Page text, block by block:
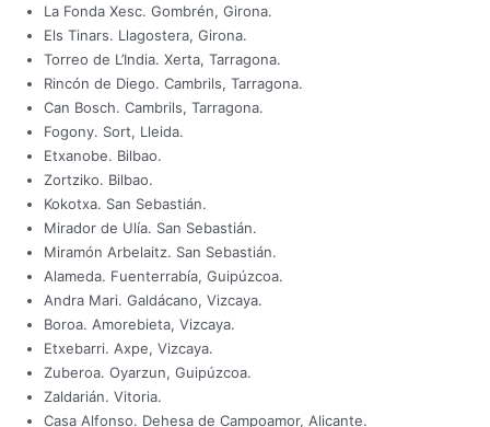
La Fonda Xesc. Gombrén, Girona.
Els Tinars. Llagostera, Girona.
Torreo de L’India. Xerta, Tarragona.
Rincón de Diego. Cambrils, Tarragona.
Can Bosch. Cambrils, Tarragona.
Fogony. Sort, Lleida.
Etxanobe. Bilbao.
Zortziko. Bilbao.
Kokotxa. San Sebastián.
Mirador de Ulía. San Sebastián.
Miramón Arbelaitz. San Sebastián.
Alameda. Fuenterrabía, Guipúzcoa.
Andra Mari. Galdácano, Vizcaya.
Boroa. Amorebieta, Vizcaya.
Etxebarri. Axpe, Vizcaya.
Zuberoa. Oyarzun, Guipúzcoa.
Zaldarián. Vitoria.
Casa Alfonso. Dehesa de Campoamor, Alicante.